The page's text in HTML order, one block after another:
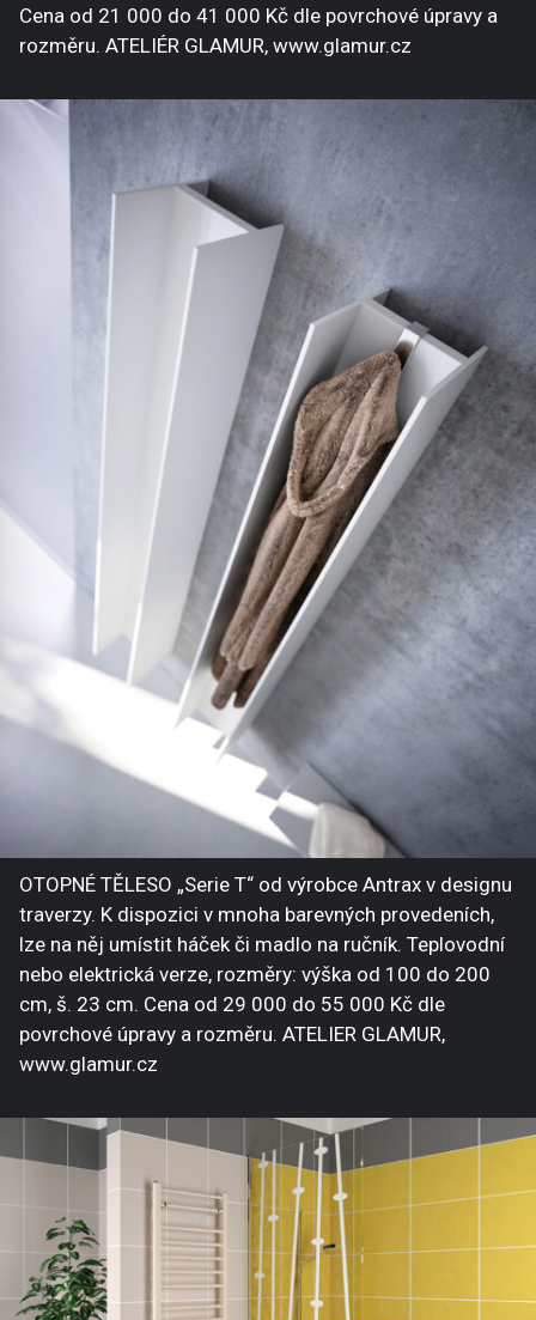
Cena od 21 000 do 41 000 Kč dle povrchové úpravy a
rozměru. ATELIÉR GLAMUR, www.glamur.cz
OTOPNÉ TĚLESO „Serie T“ od výrobce Antrax v designu
traverzy. K dispozici v mnoha barevných provedeních,
lze na něj umístit háček či madlo na ručník. Teplovodní
nebo elektrická verze, rozměry: výška od 100 do 200
cm, š. 23 cm. Cena od 29 000 do 55 000 Kč dle
povrchové úpravy a rozměru. ATELIER GLAMUR,
www.glamur.cz